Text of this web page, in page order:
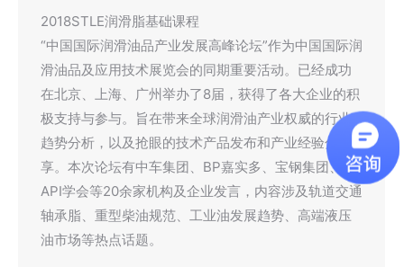
2018STLE润滑脂基础课程
“中国国际润滑油品产业发展高峰论坛”作为中国国际润
滑油品及应用技术展览会的同期重要活动。已经成功
在北京、上海、广州举办了8届，获得了各大企业的积
极支持与参与。旨在带来全球润滑油产业权威的行业
趋势分析，以及抢眼的技术产品发布和产业经验分
享。本次论坛有中车集团、BP嘉实多、宝钢集团、
API学会等20余家机构及企业发言，内容涉及轨道交通
轴承脂、重型柴油规范、工业油发展趋势、高端液压
油市场等热点话题。